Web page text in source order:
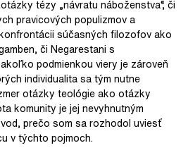
tézy „návratu náboženstva“, či
pravicových populizmov a
súčasných filozofov ako
či Negarestani s
podmienkou viery je zároveň
individualita sa tým nutne
otázky teológie ako otázky
komunity je jej nevyhnutným
prečo som sa rozhodol uviesť
v týchto pojmoch.